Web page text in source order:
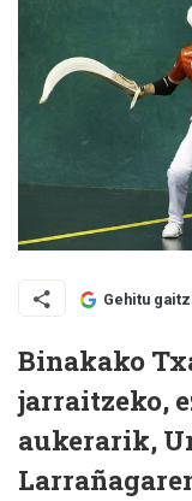
Gehitu
Binakako
jarraitzeko,
aukerarik,